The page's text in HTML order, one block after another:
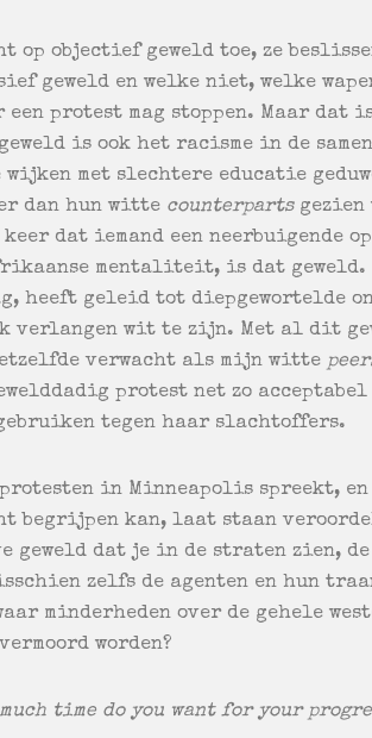
op objectief geweld toe, ze
geweld en welke niet, welke
een protest mag stoppen. Maar dat
is ook het racisme in de
met slechtere educatie
dan hun witte counterparts gezien
dat iemand een neerbuigende
mentaliteit, is dat geweld.
heeft geleid tot diepgewortelde
verlangen wit te zijn. Met al dit
verwacht als mijn witte
protest net zo
tegen haar slachtoffers.
in Minneapolis spreekt, en
kan, laat staan
dat je in de straten zien, de
zelfs de agenten en hun
minderheden over de gehele
worden?
time do you want for your